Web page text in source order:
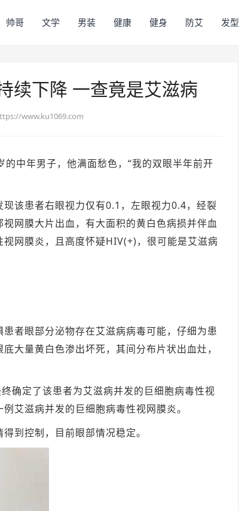
帅哥 文学 男装 健康 健身 防艾 发型
续下降 一查竟是艾滋病
www.ku1069.com
中年男子，他满面愁色，“我的双眼半年前开
该患者右眼视力仅有0.1，左眼视力0.4，经裂
网膜大片出血，有大面积的黄白色病损并伴血
网膜炎，且高度怀疑HIV(+)，很可能是艾滋病
眼部分泌物存在艾滋病病毒可能，仔细为患
大量黄白色渗出坏死，其间分布片状出血灶，
定了该患者为艾滋病并发的巨细胞病毒性视
艾滋病并发的巨细胞病毒性视网膜炎。
控制，目前眼部情况稳定。